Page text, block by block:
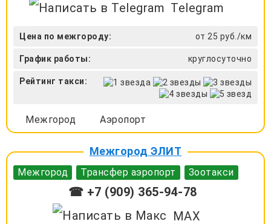
Telegram
Цена по межгороду: от 25 руб./км
График работы: круглосуточно
Рейтинг такси:
Межгород Аэропорт
Межгород ЭЛИТ
Межгород Трансфер аэропорт Зоотакси
☎ +7 (909) 365-94-78
MAX